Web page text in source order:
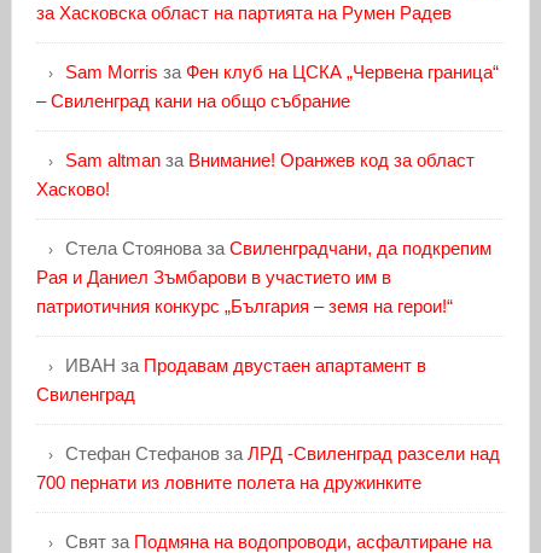
за Хасковска област на партията на Румен Радев
Sam Morris за Фен клуб на ЦСКА „Червена граница“
– Свиленград кани на общо събрание
Sam altmanза Внимание! Оранжев код за област
Хасково!
Стела Стояноваза Свиленградчани, да подкрепим
Рая и Даниел Зъмбарови в участието им в
патриотичния конкурс „България – земя на герои!“
ИВАН за Продавам двустаен апартамент в
Свиленград
Стефан Стефановза ЛРД -Свиленград разсели над
700 пернати из ловните полета на дружинките
Святза Подмяна на водопроводи, асфалтиране на